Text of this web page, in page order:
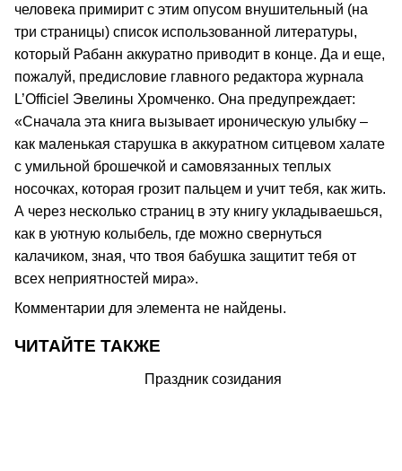
человека примирит с этим опусом внушительный (на
три страницы) список использованной литературы,
который Рабанн аккуратно приводит в конце. Да и еще,
пожалуй, предисловие главного редактора журнала
L’Officiel Эвелины Хромченко. Она предупреждает:
«Сначала эта книга вызывает ироническую улыбку –
как маленькая старушка в аккуратном ситцевом халате
с умильной брошечкой и самовязанных теплых
носочках, которая грозит пальцем и учит тебя, как жить.
А через несколько страниц в эту книгу укладываешься,
как в уютную колыбель, где можно свернуться
калачиком, зная, что твоя бабушка защитит тебя от
всех неприятностей мира».
Комментарии для элемента не найдены.
ЧИТАЙТЕ ТАКЖЕ
Праздник созидания